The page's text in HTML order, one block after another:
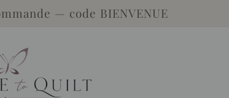
— code BIENVENUE